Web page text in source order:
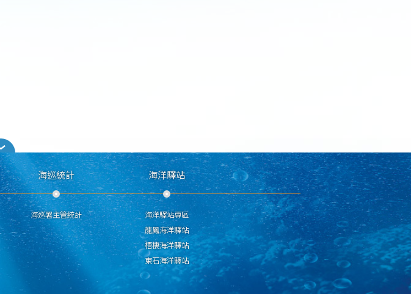
海巡統計
海巡署主管統計
海洋驛站
海洋驛站專區
龍鳳海洋驛站
梧棲海洋驛站
東石海洋驛站